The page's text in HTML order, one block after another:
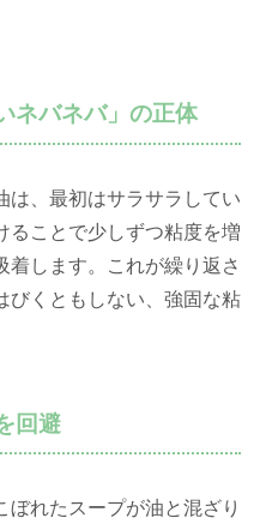
ネバネバ」の正体
は、最初はサラサラしてい
ることで少しずつ粘度を増
着します。これが繰り返さ
びくともしない、強固な粘
回避
ぼれたスープが油と混ざり